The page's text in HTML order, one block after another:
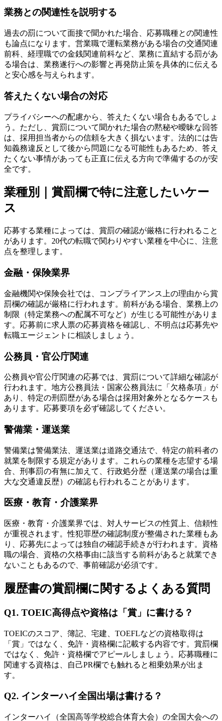
業務との関連性を説明する
過去の罰について面接で聞かれた場合、応募職種との関連性
も論点になります。営業職で運転業務がある場合の交通関連
前科、経理職での金銭関連前科など、業務に直結する罰があ
る場合は、業務遂行への影響と再発防止策を具体的に伝える
と安心感を与えられます。
答えたくない場合の対応
プライバシーへの配慮から、答えたくない場合もあるでしょ
う。ただし、賞罰について聞かれた場合の黙秘や曖昧な回答
は、採用担当者からの信頼を大きく損ないます。法的には告
知義務違反として後から問題になる可能性もあるため、答え
たくない事情があっても正直に伝える方向で準備するのが安
全です。
業種別｜賞罰欄で特に注意したいケー
ス
応募する業種によっては、賞罰の確認が厳格に行われること
があります。20代の転職で関わりやすい業種を中心に、注意
点を整理します。
金融・保険業界
金融機関や保険会社では、コンプライアンス上の理由から賞
罰欄の確認が厳格に行われます。前科がある場合、業務上の
制限（特定業務への配属不可など）が生じる可能性がありま
す。応募前に求人票の応募資格を確認し、不明点は応募先や
転職エージェントに相談しましょう。
公務員・官公庁関連
公務員や官公庁関連の応募では、賞罰について詳細な確認が
行われます。地方公務員法・国家公務員法に「欠格条項」が
あり、特定の刑罰歴がある場合は採用対象外となるケースも
あります。応募要項を必ず確認してください。
警備業・運送業
警備業は警備業法、運送業は道路交通法で、特定の前科者の
就業を制限する規定があります。これらの業種を志望する場
合、刑事罰の有無に加えて、行政処分歴（運送業の場合は重
大な交通違反歴）の確認も行われることがあります。
医療・教育・介護業界
医療・教育・介護業界では、対人サービスの性質上、信頼性
が重視されます。性犯罪歴の確認制度が整備された業種もあ
り、応募先によっては独自の確認手続きが行われます。資格
職の場合、資格の欠格事由に該当する前科があると就業でき
ないこともあるので、事前確認が必須です。
履歴書の賞罰欄に関するよくある質問
Q1. TOEIC高得点や資格は「賞」に書ける？
TOEICのスコア、簿記、宅建、TOEFLなどの資格取得は
「賞」ではなく、免許・資格欄に記載する内容です。賞罰欄
ではなく、免許・資格欄でアピールしましょう。応募職種に
関連する資格は、自己PR欄でも触れると相乗効果が出ま
す。
Q2. インターハイ全国出場は書ける？
インターハイ（全国高等学校総合体育大会）の全国大会への